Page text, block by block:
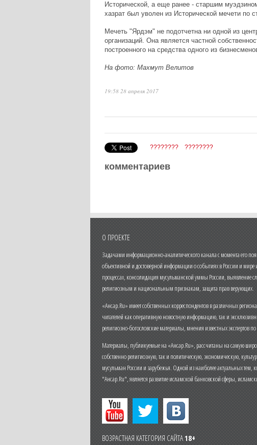
Исторической, а еще ранее - старшим
хазрат был уволен из Исторической мечети по
Мечеть "Ярдэм" не подотчетна ни одной из
организаций. Она является частной
построенного на средства одного из
На фото: Махмут Велитов
19:58 28 апреля 2017
???????? ????????
комментариев
О ПРОЕКТЕ
Задачами информационно-аналитического канала с момента его
объективной и достоверной информации о событиях в России и мире
процессах, консолидация мусульманской уммы России, выявление
религиозным и национальным признакам, защита прав верующих.
«Ансар.Ru» имеет собственных корреспондентов в различных
читателей как оперативную новостную информацию, так и
религиозно-богословские материалы, мнения известных экспертов
Материалы, публикуемые на «Ансар.Ru», рассчитаны на самую
собственно религиозную, так и политическую, экономическую,
мусульман России и зарубежья. Одной из наиболее актуальных тем,
"Ансар.Ru", является развитие исламской банковской сферы,
ВОЗРАСТНАЯ КАТЕГОРИЯ САЙТА18+